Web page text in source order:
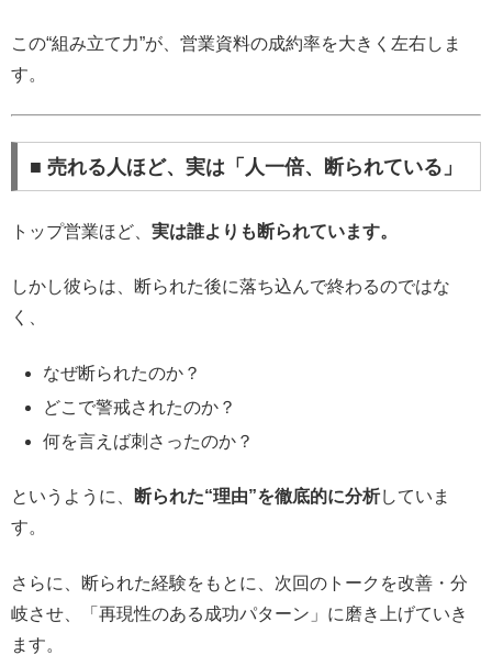
この“組み立て力”が、営業資料の成約率を大きく左右しま
す。
■ 売れる人ほど、実は「人一倍、断られている」
トップ営業ほど、 実は誰よりも断られています。
しかし彼らは、断られた後に落ち込んで終わるのではな
く、
なぜ断られたのか？
どこで警戒されたのか？
何を言えば刺さったのか？
というように、 断られた“理由”を徹底的に分析していま
す。
さらに、断られた経験をもとに、次回のトークを改善・分
岐させ、「再現性のある成功パターン」に磨き上げていき
ます。